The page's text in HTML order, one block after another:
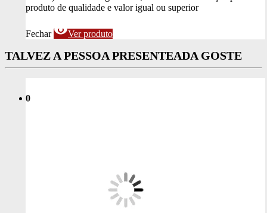
produto de qualidade e valor igual ou superior
Fechar visibilityVer produto
TALVEZ A PESSOA PRESENTEADA GOSTE
0